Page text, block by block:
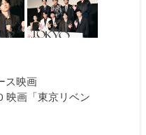
ス映画
画「東京リベン